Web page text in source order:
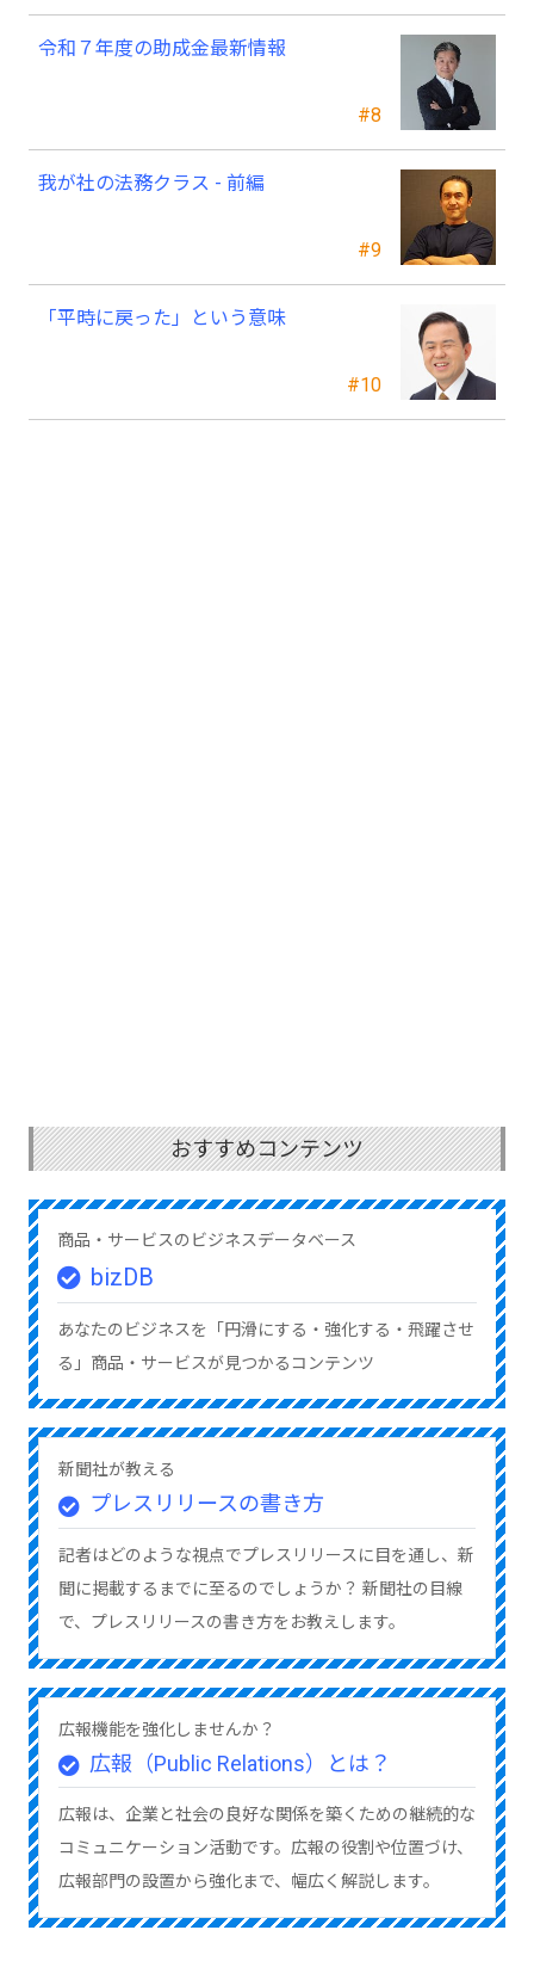
#8
令和７年度の助成金最新情報
#9
我が社の法務クラス - 前編
#10
「平時に戻った」という意味
おすすめコンテンツ
商品・サービスのビジネスデータベース
bizDB
あなたのビジネスを「円滑にする・強化する・飛躍させ
る」商品・サービスが見つかるコンテンツ
新聞社が教える
プレスリリースの書き方
記者はどのような視点でプレスリリースに目を通し、新
聞に掲載するまでに至るのでしょうか？ 新聞社の目線
で、プレスリリースの書き方をお教えします。
広報機能を強化しませんか？
広報（Public Relations）とは？
広報は、企業と社会の良好な関係を築くための継続的な
コミュニケーション活動です。広報の役割や位置づけ、
広報部門の設置から強化まで、幅広く解説します。